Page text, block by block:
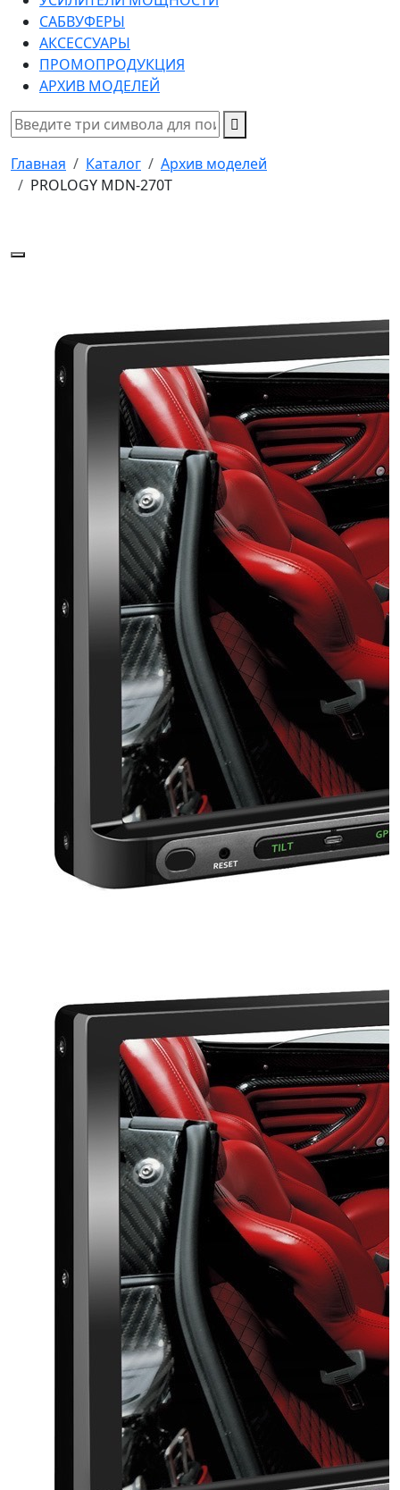
САБВУФЕРЫ
АКСЕССУАРЫ
ПРОМОПРОДУКЦИЯ
АРХИВ МОДЕЛЕЙ
Главная Каталог
Архив моделей
PROLOGY MDN-270T